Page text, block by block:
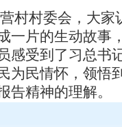
村村委会，大家
一片的生动故事
感受到了习总书
为民情怀，领悟
告精神的理解。